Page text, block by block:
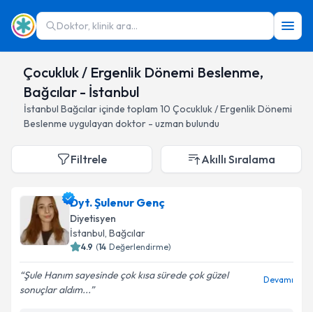
Doktor, klinik ara...
Çocukluk / Ergenlik Dönemi Beslenme,
Bağcılar - İstanbul
İstanbul Bağcılariçinde toplam 10 Çocukluk / Ergenlik Dönemi
Beslenme uygulayan doktor - uzman bulundu
Filtrele Akıllı Sıralama
Dyt. Şulenur Genç
Diyetisyen
İstanbul, Bağcılar
4.9 (14 Değerlendirme)
Şule Hanım sayesinde çok kısa sürede çok güzel
sonuçlar aldım...
Devamı